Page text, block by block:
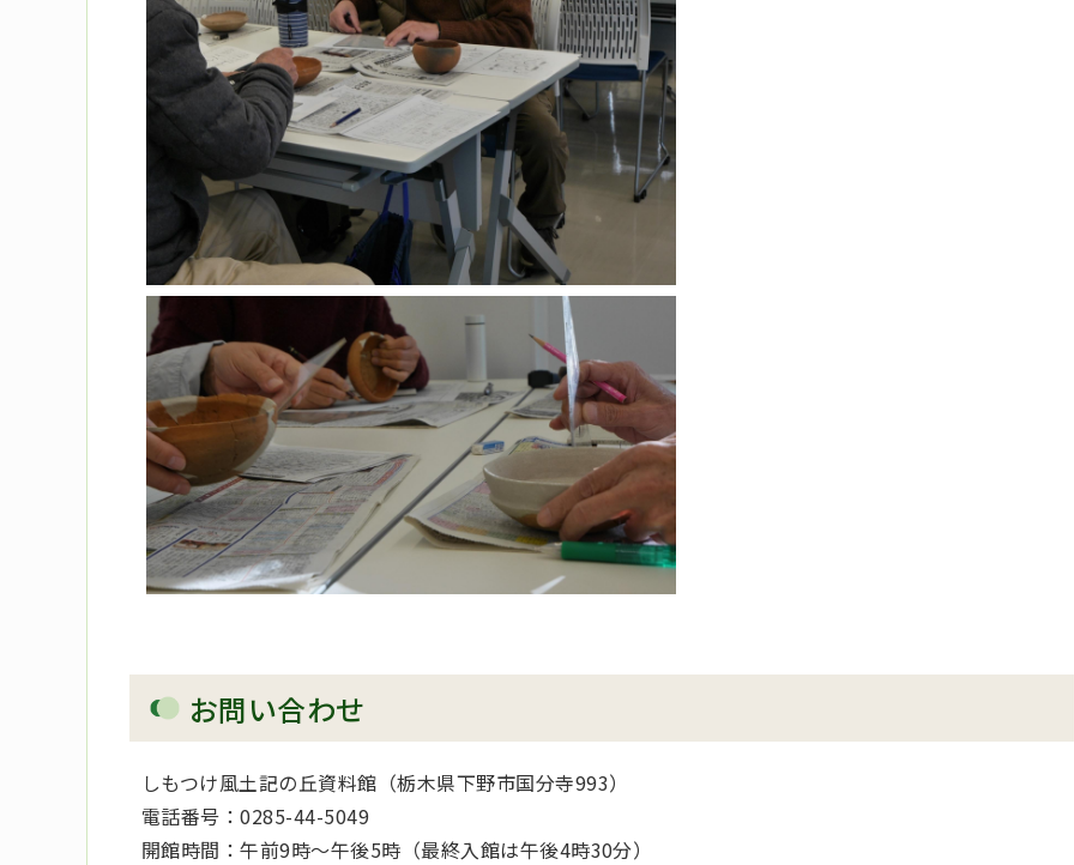
お問い合わせ
しもつけ風土記の丘資料館（栃木県下野市国分寺993）
電話番号：0285-44-5049
開館時間：午前9時～午後5時（最終入館は午後4時30分）